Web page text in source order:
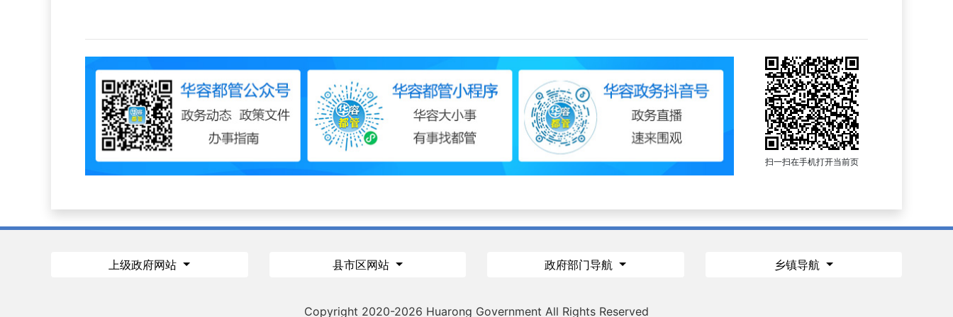
扫一扫在手机打开当前页
上级政府网站 县市区网站 政府部门导航 乡镇导航
Copyright 2020-2026 Huarong Government All Rights Reserved